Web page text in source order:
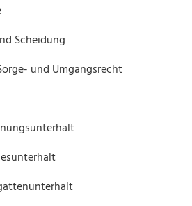
Scheidung
und Umgangsrecht